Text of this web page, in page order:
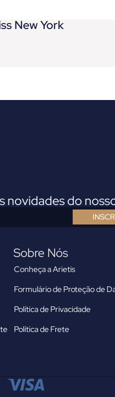
New York
novidades do
Sobre Nós
Conheça a Arietis
Formulário de Proteção de
Política de Privacidade
Política de Frete